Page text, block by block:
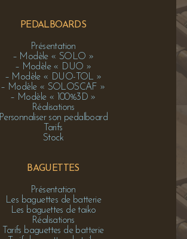
PEDALBOARDS
Présentation
– Modèle « SOLO »
– Modèle « DUO »
– Modèle « DUO-TOL »
– Modèle « SOLOSCAF »
– Modèle « 100%3D »
Réalisations
Personnaliser son pedalboard
Tarifs
Stock
BAGUETTES
Présentation
Les baguettes de batterie
Les baguettes de taiko
Réalisations
Tarifs baguettes de batterie